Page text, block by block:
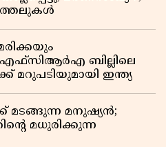
എഫ്സിആർഎ ബില്ലിലെ
ഇന്ത്യ
മടങ്ങുന്ന മനുഷ്യൻ;
മധുരിക്കുന്ന